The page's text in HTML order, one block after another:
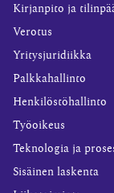
Kirjanpito ja
Verotus
Yritysjuridiikka
Palkkahallinto
Henkilöstöhallinto
Työoikeus
Teknologia ja
Sisäinen laskenta